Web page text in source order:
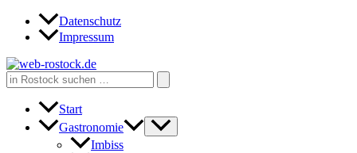
Zum
Inhalt
Datenschutz
Impressum
Search
for:
Start
Gastronomie
Imbiss